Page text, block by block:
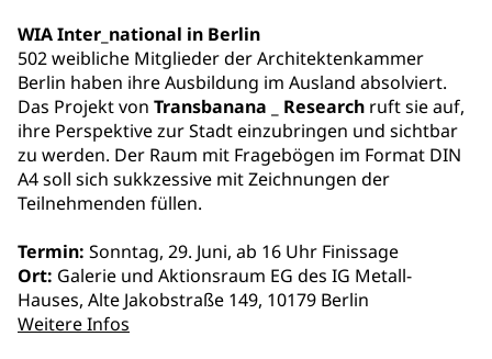
WIA Inter_national in Berlin
502 weibliche Mitglieder der Architektenkammer
Berlin haben ihre Ausbildung im Ausland absolviert.
Das Projekt von Transbanana _ Research ruft sie auf,
ihre Perspektive zur Stadt einzubringen und sichtbar
zu werden. Der Raum mit Fragebögen im Format DIN
A4 soll sich sukkzessive mit Zeichnungen der
Teilnehmenden füllen.
Termin: Sonntag, 29. Juni, ab 16 Uhr Finissage
Ort: Galerie und Aktionsraum EG des IG Metall-
Hauses, Alte Jakobstraße 149, 10179 Berlin
Weitere Infos